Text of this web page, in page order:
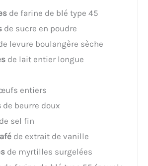
de farine de blé type 45
de sucre en poudre
levure boulangère sèche
de lait entier longue
entiers
de beurre doux
de sel fin
de extrait de vanille
de myrtilles surgelées